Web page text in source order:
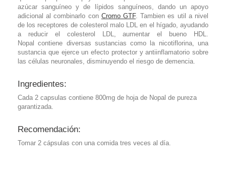
azúcar sanguíneo y de lípidos sanguíneos, dando un apoyo
adicional al combinarlo con Cromo GTF. Tambien es util a nivel
de los receptores de colesterol malo LDL en el hígado, ayudando
a reducir el colesterol LDL, aumentar el bueno HDL.
Nopal contiene diversas sustancias como la nicotiflorina, una
sustancia que ejerce un efecto protector y antiinflamatorio sobre
las células neuronales, disminuyendo el riesgo de demencia.
Ingredientes:
Cada 2 capsulas contiene 800mg de hoja de Nopal de pureza
garantizada.
Recomendación:
Tomar 2 cápsulas con una comida tres veces al día.